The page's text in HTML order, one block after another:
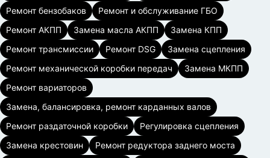
Ремонт бензобаков
Ремонт и обслуживание ГБО
Ремонт АКПП
Замена масла АКПП
Замена КПП
Ремонт трансмиссии
Ремонт DSG
Замена сцепления
Ремонт механической коробки передач
Замена МКПП
Ремонт вариаторов
Замена, балансировка, ремонт карданных валов
Ремонт раздаточной коробки
Регулировка сцепления
Замена крестовин
Ремонт редуктора заднего моста